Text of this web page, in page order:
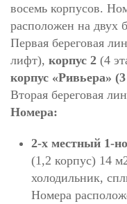
восемь корпусов.
расположен на двух
Первая береговая
лифт), корпус 2 (4
корпус «Ривьера»
Вторая береговая
Номера:
2-х местный 1-
(1,2 корпус) 14
холодильник,
Номера